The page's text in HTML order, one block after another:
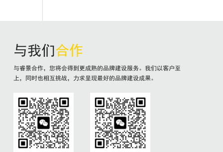
与我们合作
与睿景合作，您将会得到更成熟的品牌建设服务。我们以客户至
上，同时也相互挑战，力求呈现最好的品牌建设成果。